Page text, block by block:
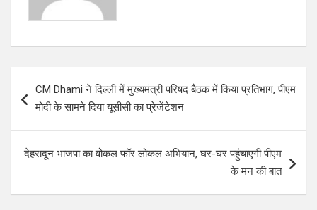
navigation
CM Dhami ने दिल्‍ली में मुख्यमंत्री परिषद बैठक में किया प्रतिभाग, पीएम
मोदी के सामने दिया यूसीसी का प्रेजेंटेशन
देहरादून भाजपा का वोकल फॉर लोकल अभियान, घर-घर पहुंचाएगी पीएम
के मन की बात